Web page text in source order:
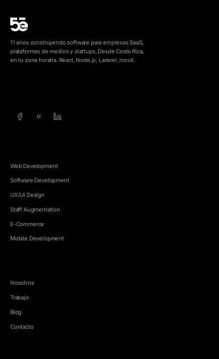
11 anos construyendo software para empresas SaaS,
plataformas de medios y startups. Desde Costa Rica,
en tu zona horaria. React, Node.js, Laravel, movil.
Web Development
Software Development
UX/UI Design
Staff Augmentation
E-Commerce
Mobile Development
Nosotros
Trabajo
Blog
Contacto